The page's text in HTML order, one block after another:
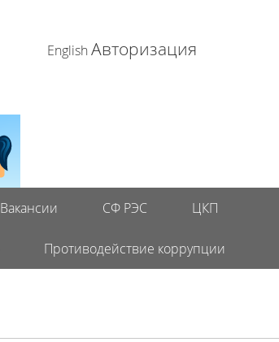
English Авторизация
Вакансии СФ РЭС ЦКП
Противодействие коррупции